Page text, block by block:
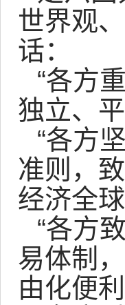
世界观
话：
“各方
独立、
“各方
准则，
经济全
“各方
易体制
由化便